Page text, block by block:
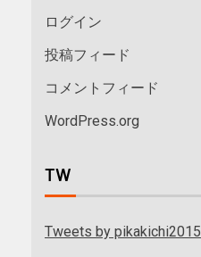
ログイン
投稿フィード
コメントフィード
WordPress.org
TW
Tweets by pikakichi2015